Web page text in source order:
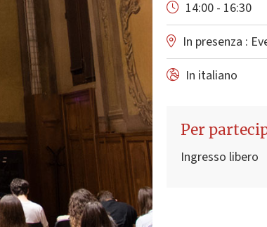
14:00 - 16:30
In presenza :
In italiano
Per
Ingresso libero